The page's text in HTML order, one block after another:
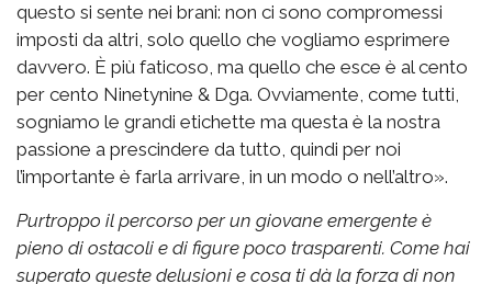
questo si sente nei brani: non ci sono compromessi
imposti da altri, solo quello che vogliamo esprimere
davvero. È più faticoso, ma quello che esce è al cento
per cento Ninetynine & Dga. Ovviamente, come tutti,
sogniamo le grandi etichette ma questa è la nostra
passione a prescindere da tutto, quindi per noi
l’importante è farla arrivare, in un modo o nell’altro».
Purtroppo il percorso per un giovane emergente è
pieno di ostacoli e di figure poco trasparenti. Come hai
superato queste delusioni e cosa ti dà la forza di non